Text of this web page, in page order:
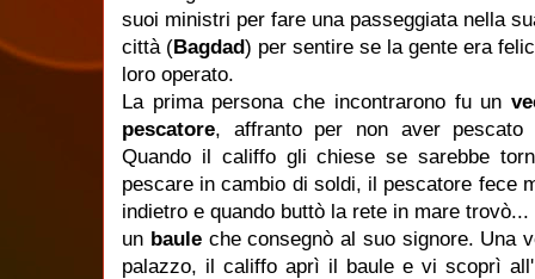
suoi ministri per fare una passeggiata nella
città (Bagdad) per sentire se la gente era
loro operato.
La prima persona che incontrarono fu un
pescatore, affranto per non aver pescato
Quando il califfo gli chiese se sarebbe
pescare in cambio di soldi, il pescatore fece
indietro e quando buttò la rete in mare trovò...
un baule che consegnò al suo signore. Una
palazzo, il califfo aprì il baule e vi scoprì